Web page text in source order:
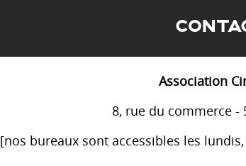
Association
8, rue du commerce -
[nos bureaux sont accessibles les